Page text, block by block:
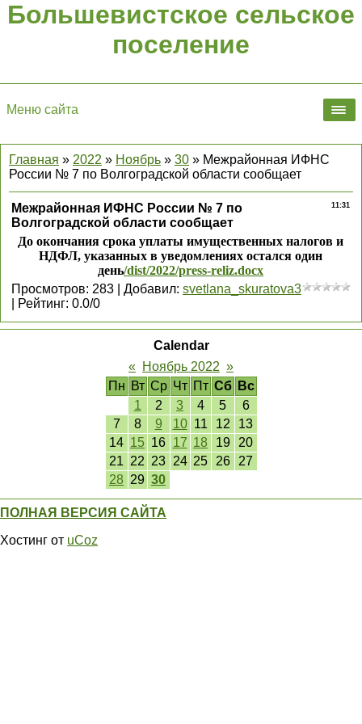
Большевистское сельское
поселение
Меню сайта
Главная » 2022 » Ноябрь » 30 » Межрайонная ИФНС
России № 7 по Волгоградской области сообщает
11:31
Межрайонная ИФНС России № 7 по
Волгоградской области сообщает
До окончания срока уплаты имущественных налогов и
НДФЛ, указанных в уведомлениях остался один
день/dist/2022/press-reliz.docx
Просмотров: 283 Добавил: svetlana_skuratova3
Рейтинг: 0.0/0
Calendar
« Ноябрь 2022 »
Пн Вт Ср Чт Пт Сб
Вс
1
2 3 4 5
6
7
8 9 10 11 12
13
14 15 16 17 18 19
20
21 22 23 24 25 26
27
28 29 30
ПОЛНАЯ ВЕРСИЯ САЙТА
Хостинг от uCoz